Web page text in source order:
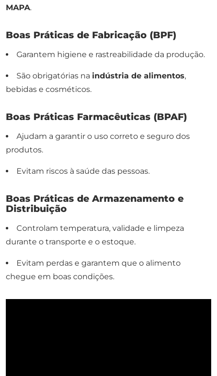
MAPA.
Boas Práticas de Fabricação (BPF)
Garantem higiene e rastreabilidade da produção.
São obrigatórias na indústria de alimentos,
bebidas e cosméticos.
Boas Práticas Farmacêuticas (BPAF)
Ajudam a garantir o uso correto e seguro dos
produtos.
Evitam riscos à saúde das pessoas.
Boas Práticas de Armazenamento e
Distribuição
Controlam temperatura, validade e limpeza
durante o transporte e o estoque.
Evitam perdas e garantem que o alimento
chegue em boas condições.